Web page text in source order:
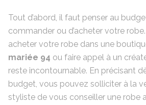
Tout d’abord, il faut penser au
commander ou d’acheter votre
acheter votre robe dans une
mariée 94 ou faire appel à un
reste incontournable. En précisant
budget, vous pouvez solliciter à la
styliste de vous conseiller une robe